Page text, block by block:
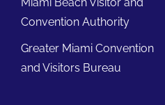
Convention Authority
Greater Miami Convention
and Visitors Bureau